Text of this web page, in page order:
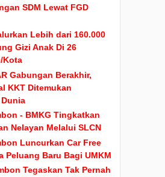
SDM Lewat FGD
Lebih dari 160.000
Gizi Anak Di 26
Kota
Gabungan Berakhir,
KKT Ditemukan
- BMKG Tingkatkan
Nelayan Melalui SLCN
Luncurkan Car Free
Peluang Baru Bagi UMKM
Tegaskan Tak Pernah